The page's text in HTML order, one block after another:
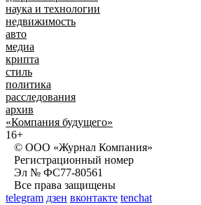
наука и технологии
недвижимость
авто
медиа
крипта
стиль
политика
расследования
архив
«Компания будущего»
16+
© ООО «Журнал Компания»
Регистрационный номер
Эл № ФС77-80561
Все права защищены
telegram дзен вконтакте tenchat